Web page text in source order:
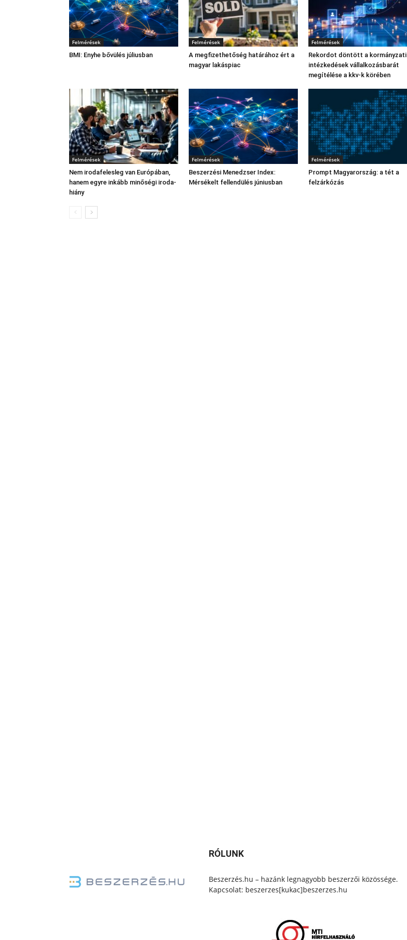
Felmérések
BMI: Enyhe bővülés júliusban
Felmérések
A megfizethetőség határához ért a
magyar lakáspiac
Felmérések
Rekordot döntött a kormányzati
intézkedések vállalkozásbarát
megítélése a kkv-k körében
Felmérések
Nem irodafelesleg van Európában,
hanem egyre inkább minőségi iroda-
hiány
Felmérések
Beszerzési Menedzser Index:
Mérsékelt fellendülés júniusban
Felmérések
Prompt Magyarország: a tét a
felzárkózás
RÓLUNK
Beszerzés.hu – hazánk legnagyobb beszerzői közössége.
Kapcsolat: beszerzes[kukac]beszerzes.hu